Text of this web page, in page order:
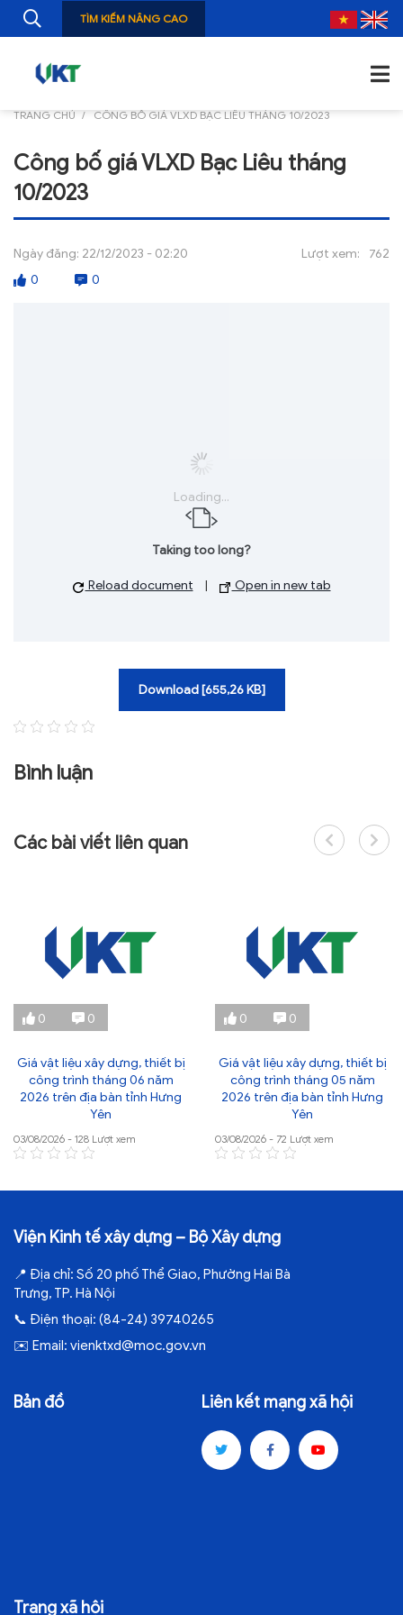
GIỚI THIỆU
TIN TỨC
NGHIÊN CỨU
ẤN PHẨM
TÌM KIẾM NÂNG CAO
TRANG CHỦ CÔNG BỐ GIÁ VLXD BẠC LIÊU THÁNG 10/2023
Công bố giá VLXD Bạc Liêu tháng
10/2023
Ngày đăng: 22/12/2023 - 02:20 Lượt xem:
762
0
0
Loading...
Taking too long?
Reload document | Open in new tab
Download [655,26 KB]
Bình luận
Các bài viết liên quan
0 0
Giá vật liệu xây dựng, thiết bị
công trình tháng 06 năm
2026 trên địa bàn tỉnh Hưng
Yên
03/08/2026 - 128 Lượt xem
0 0
Giá vật liệu xây dựng, thiết bị
công trình tháng 05 năm
2026 trên địa bàn tỉnh Hưng
Yên
03/08/2026 - 72 Lượt xem
Viện Kinh tế xây dựng – Bộ Xây dựng
📍 Địa chỉ: Số 20 phố Thể Giao, Phường Hai Bà
Trưng, TP. Hà Nội
📞 Điện thoại: (84-24) 39740265
✉️ Email: vienktxd@moc.gov.vn
Bản đồ Liên kết mạng xã hội
Trang xã hội